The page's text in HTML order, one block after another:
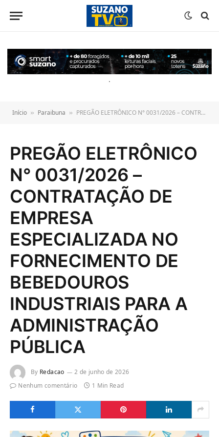
conteúdo
.
Início » Paraibuna » PREGÃO ELETRÔNICO N° 0031/2026 – CONTRATAÇÃO DE EMPRESA ESPECIALIZADA NO FORNECIMENTO DE BEBEDOUROS INDUSTRIAIS PARA A ADMINISTRAÇÃO PÚBLICA
PREGÃO ELETRÔNICO
N° 0031/2026 –
CONTRATAÇÃO DE
EMPRESA
ESPECIALIZADA NO
FORNECIMENTO DE
BEBEDOUROS
INDUSTRIAIS PARA A
ADMINISTRAÇÃO
PÚBLICA
By Redacao
2 de junho de 2026
Nenhum comentário
1 Min Read